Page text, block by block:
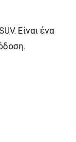
Είναι ένα